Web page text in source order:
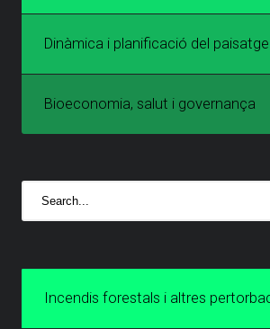
Dinàmica i planificació del paisatge
Bioeconomia, salut i governança
Incendis forestals i altres